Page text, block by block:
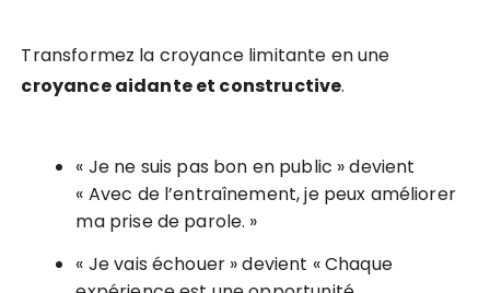
Transformez la croyance limitante en une
croyance aidante et constructive.
« Je ne suis pas bon en public » devient
« Avec de l’entraînement, je peux améliorer
ma prise de parole. »
« Je vais échouer » devient « Chaque